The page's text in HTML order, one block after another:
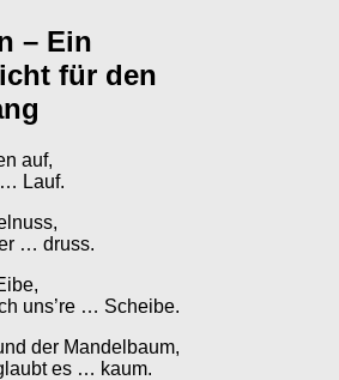
– Ein
für den
auf,
Lauf.
… druss.
uns’re … Scheibe.
der Mandelbaum,
es … kaum.